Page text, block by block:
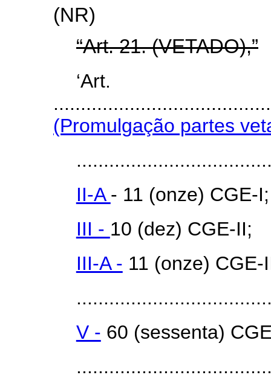
(NR)
“Art. 21.(VETADO),”
(Promulgação partes
II-A - 11 (onze) CGE-
III - 10 (dez) CGE-II;
III-A - 11 (onze) CGE-
V - 60 (sessenta)